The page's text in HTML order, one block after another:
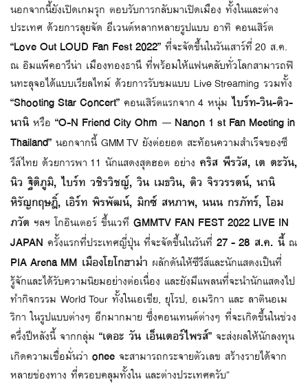
นอกจากนี้ยังเปิดเกมรุก ตอบรับการกลับมาเปิดเมือง ทั้งในและต่าง
ประเทศ ด้วยการลุยจัด อีเวนต์หลากหลายรูปแบบ อาทิ คอนเสิร์ต
“Love Out LOUD Fan Fest 2022” ที่จะจัดขึ้นในวันเสาร์ที่ 20 ส.ค.
ณ อิมแพ็คอารีน่า เมืองทองธานี ที่พร้อมให้แฟนคลับทั่วโลกสามารถฟิ
นทะลุจอได้แบบเรียลไทม์ ด้วยการรับชมแบบ Live Streaming รวมทั้ง
“Shooting Star Concert” คอนเสิร์ตแรกจาก 4 หนุ่มไบร์ท-วิน-ดิว-
นานิ หรือ “O-N Friend City Ohm – Nanon 1 st Fan Meeting in
Thailand” นอกจากนี้ GMM TV ยังต่อยอด สะท้อนความสำเร็จของซี
รีส์ไทย ด้วยการพา 11 นักแสดงสุดฮอต อย่าง คริส พีรวัส, เต ตะวัน,
นิว ฐิติภูมิ, ไบร์ท วชิรวิชญ์, วิน เมธวิน, ดิว จิรวรรตน์, นานิ
หิรัญกฤษฎิ์, เอิร์ท พิรพัฒน์, มิกซ์ สหภาพ, นนน กรภัทร์, โอม
ภวัต ฯลฯ โกอินเตอร์ ขึ้นเวที GMMTV FAN FEST 2022 LIVE IN
JAPAN ครั้งแรกที่ประเทศญี่ปุ่น ที่จะจัดขึ้นในวันที่ 27 - 28 ส.ค. นี้ ณ
PIA Arena MM เมืองโยโกฮาม่า ผลักดันให้ซีรีส์และนักแสดงเป็นที่
รู้จักและได้รับความนิยมอย่างต่อเนื่อง และยังมีแพลนที่จะนำนักแสดงไป
ทำกิจกรรม World Tour ทั้งในเอเชีย, ยุโรป, อเมริกา และ ลาตินอเม
ริกา ในรูปแบบต่างๆ อีกมากมาย ซึ่งคอนเทนต์ต่างๆ ที่จะเกิดขึ้นในช่วง
ครึ่งปีหลังนี้ จากกลุ่ม “เดอะ วัน เอ็นเตอร์ไพรส์” จะส่งผลให้นักลงทุน
เกิดความเชื่อมั่นว่า onee จะสามารถกระจายตัวเลข สร้างรายได้จาก
หลายช่องทาง ที่ครอบคลุมทั้งใน และต่างประเทศครับ”